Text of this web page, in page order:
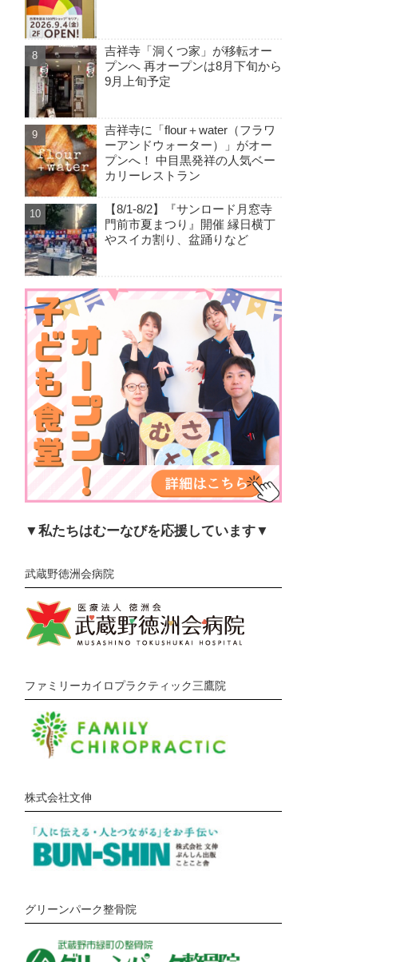
吉祥寺「洞くつ家」が移転オー
プンへ 再オープンは8月下旬から
9月上旬予定
吉祥寺に「flour＋water（フラワ
ーアンドウォーター）」がオー
プンへ！ 中目黒発祥の人気ベー
カリーレストラン
【8/1-8/2】『サンロード月窓寺
門前市夏まつり』開催 縁日横丁
やスイカ割り、盆踊りなど
▼私たちはむーなびを応援しています▼
武蔵野徳洲会病院
ファミリーカイロプラクティック三鷹院
株式会社文伸
グリーンパーク整骨院